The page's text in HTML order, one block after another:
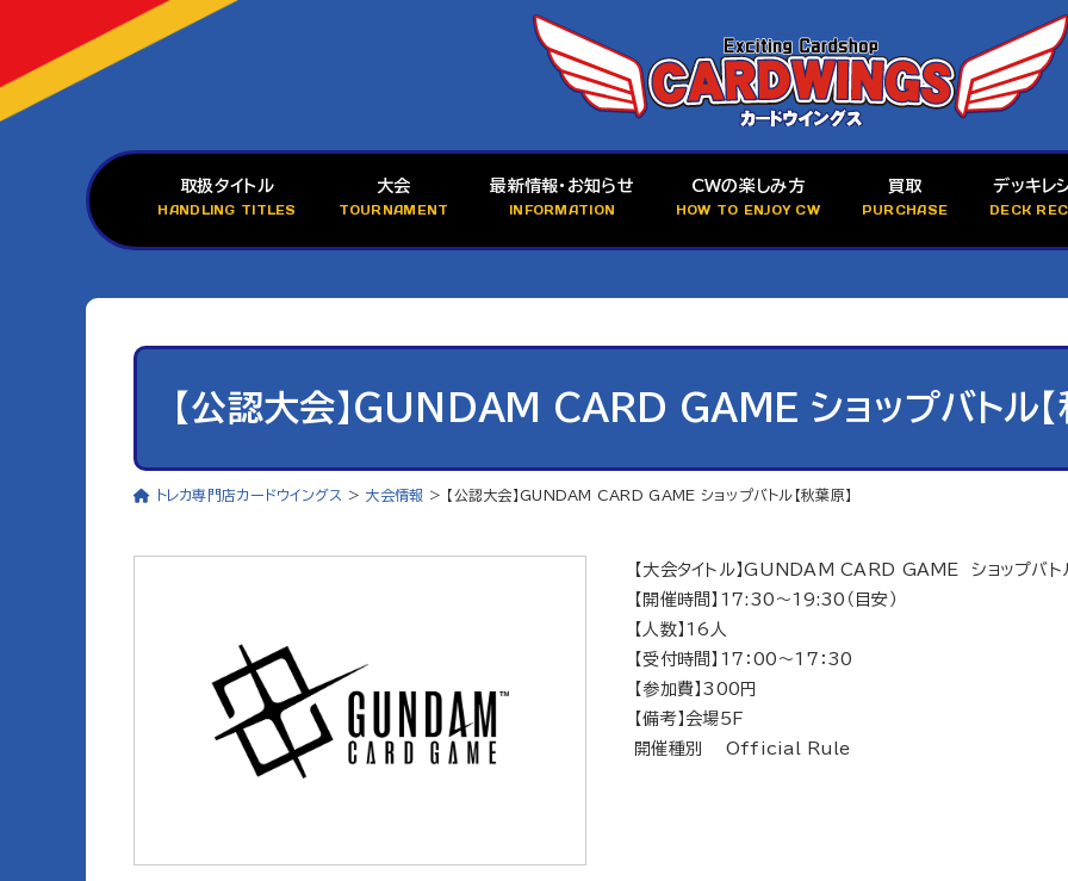
取扱タイトル
HANDLING TITLES
大会
TOURNAMENT
最新情報・お知らせ
INFORMATION
CWの楽しみ方
HOW TO ENJOY CW
買取
PURCHASE
デッキレ
DECK
【公認大会】GUNDAM CARD GAME ショップバトル【
トレカ専門店カードウイングス > 大会情報 > 【公認大会】GUNDAM CARD GAME ショップバトル【秋葉原】
【大会タイトル】GUNDAM CARD GAME ショップバト
【開催時間】17:30～19:30（目安）
【人数】16人
【受付時間】17：00～17：30
【参加費】300円
【備考】会場5F
開催種別 Official Rule